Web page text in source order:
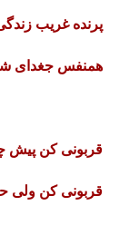
پرنده غریب
همنفس جغدای
قربونی کن پیش
قربونی کن ولی